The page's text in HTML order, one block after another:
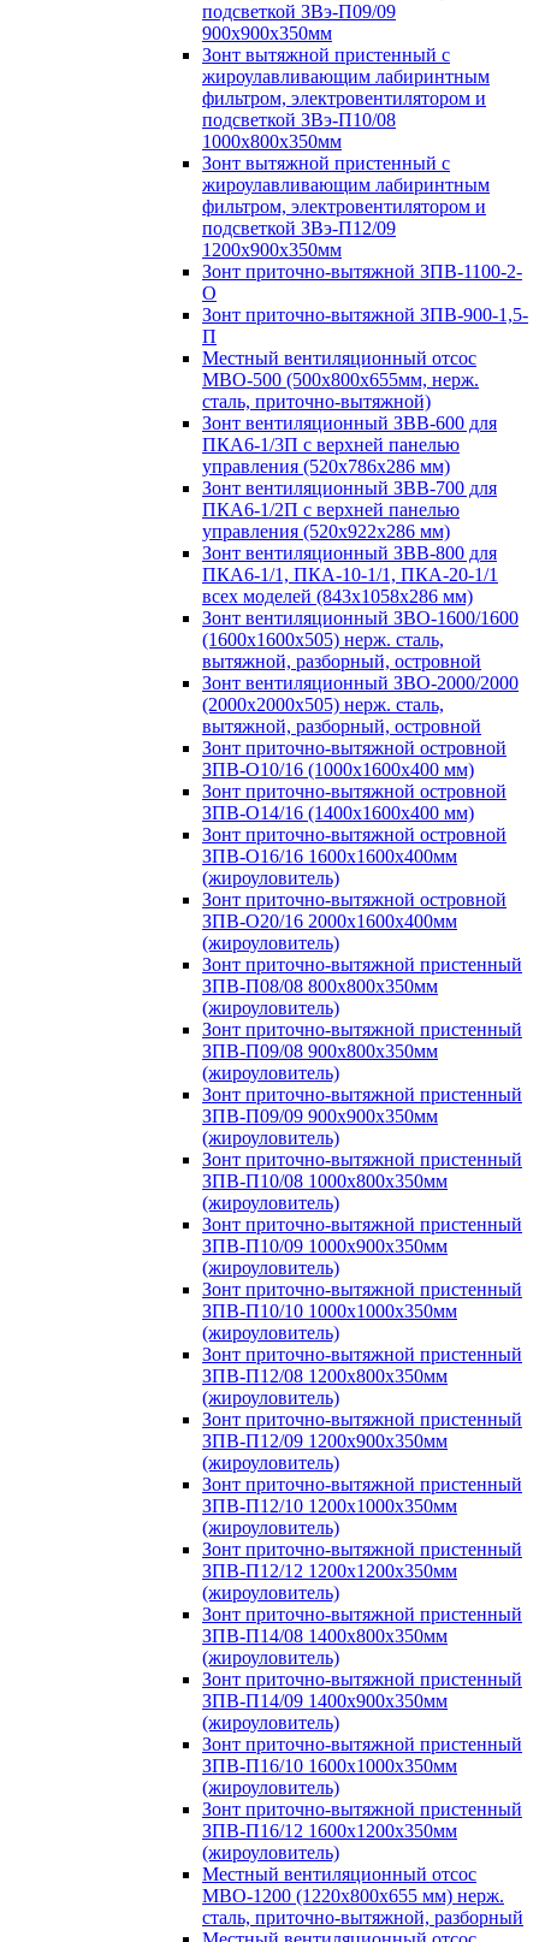
подсветкой ЗВэ-П09/09
900х900х350мм
Зонт вытяжной пристенный с
жироулавливающим лабиринтным
фильтром, электровентилятором и
подсветкой ЗВэ-П10/08
1000х800х350мм
Зонт вытяжной пристенный с
жироулавливающим лабиринтным
фильтром, электровентилятором и
подсветкой ЗВэ-П12/09
1200х900х350мм
Зонт приточно-вытяжной ЗПВ-1100-2-
О
Зонт приточно-вытяжной ЗПВ-900-1,5-
П
Местный вентиляционный отсос
МВО-500 (500х800х655мм, нерж.
сталь, приточно-вытяжной)
Зонт вентиляционный ЗВВ-600 для
ПКА6-1/3П с верхней панелью
управления (520х786х286 мм)
Зонт вентиляционный ЗВВ-700 для
ПКА6-1/2П с верхней панелью
управления (520х922х286 мм)
Зонт вентиляционный ЗВВ-800 для
ПКА6-1/1, ПКА-10-1/1, ПКА-20-1/1
всех моделей (843х1058х286 мм)
Зонт вентиляционный ЗВО-1600/1600
(1600х1600х505) нерж. сталь,
вытяжной, разборный, островной
Зонт вентиляционный ЗВО-2000/2000
(2000х2000х505) нерж. сталь,
вытяжной, разборный, островной
Зонт приточно-вытяжной островной
ЗПВ-О10/16 (1000х1600х400 мм)
Зонт приточно-вытяжной островной
ЗПВ-О14/16 (1400х1600х400 мм)
Зонт приточно-вытяжной островной
ЗПВ-О16/16 1600х1600х400мм
(жироуловитель)
Зонт приточно-вытяжной островной
ЗПВ-О20/16 2000х1600х400мм
(жироуловитель)
Зонт приточно-вытяжной пристенный
ЗПВ-П08/08 800х800х350мм
(жироуловитель)
Зонт приточно-вытяжной пристенный
ЗПВ-П09/08 900х800х350мм
(жироуловитель)
Зонт приточно-вытяжной пристенный
ЗПВ-П09/09 900х900х350мм
(жироуловитель)
Зонт приточно-вытяжной пристенный
ЗПВ-П10/08 1000х800х350мм
(жироуловитель)
Зонт приточно-вытяжной пристенный
ЗПВ-П10/09 1000х900х350мм
(жироуловитель)
Зонт приточно-вытяжной пристенный
ЗПВ-П10/10 1000х1000х350мм
(жироуловитель)
Зонт приточно-вытяжной пристенный
ЗПВ-П12/08 1200х800х350мм
(жироуловитель)
Зонт приточно-вытяжной пристенный
ЗПВ-П12/09 1200х900х350мм
(жироуловитель)
Зонт приточно-вытяжной пристенный
ЗПВ-П12/10 1200х1000х350мм
(жироуловитель)
Зонт приточно-вытяжной пристенный
ЗПВ-П12/12 1200х1200х350мм
(жироуловитель)
Зонт приточно-вытяжной пристенный
ЗПВ-П14/08 1400х800х350мм
(жироуловитель)
Зонт приточно-вытяжной пристенный
ЗПВ-П14/09 1400х900х350мм
(жироуловитель)
Зонт приточно-вытяжной пристенный
ЗПВ-П16/10 1600х1000х350мм
(жироуловитель)
Зонт приточно-вытяжной пристенный
ЗПВ-П16/12 1600х1200х350мм
(жироуловитель)
Местный вентиляционный отсос
МВО-1200 (1220х800х655 мм) нерж.
сталь, приточно-вытяжной, разборный